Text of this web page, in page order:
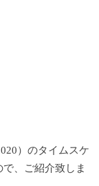
）のタイムスケ
、ご紹介致しま